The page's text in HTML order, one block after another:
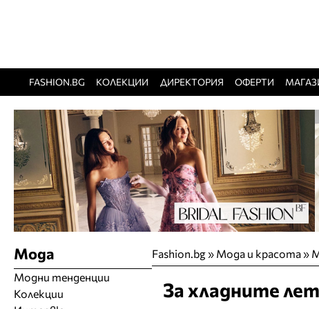
FASHION.BG КОЛЕКЦИИ ДИРЕКТОРИЯ ОФЕРТИ
Fashion.bg» Мода и красота»
За хладните
Мода
Модни тенденции
Колекции